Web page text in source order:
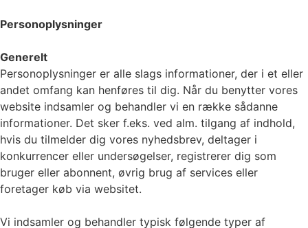
Personoplysninger
Generelt
Personoplysninger er alle slags informationer, der i et eller
andet omfang kan henføres til dig. Når du benytter vores
website indsamler og behandler vi en række sådanne
informationer. Det sker f.eks. ved alm. tilgang af indhold,
hvis du tilmelder dig vores nyhedsbrev, deltager i
konkurrencer eller undersøgelser, registrerer dig som
bruger eller abonnent, øvrig brug af services eller
foretager køb via websitet.
Vi indsamler og behandler typisk følgende typer af